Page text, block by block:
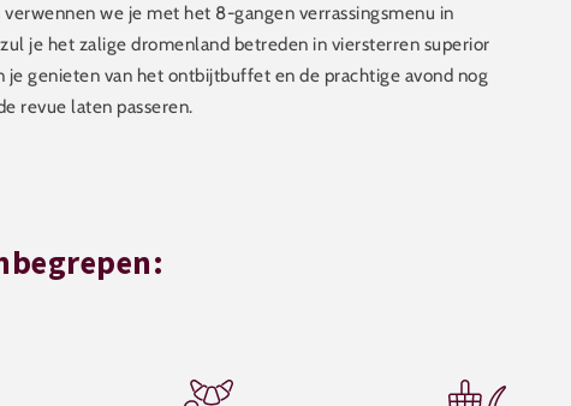
we je met het 8-gangen verrassingsmenu in
je het zalige dromenland betreden in viersterren superior
je genieten van het ontbijtbuffet en de prachtige avond nog
revue laten passeren.